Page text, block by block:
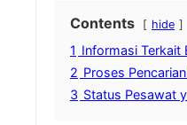
Contents hide
1 Informasi Terkait
2 Proses
3 Status Pesawat